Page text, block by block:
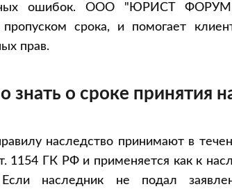
ошибок. ООО "ЮРИСТ
срока, и помогает
прав.
знать о сроке принятия
наследство принимают в
1154 ГК РФ и применяется как к
наследник не подал